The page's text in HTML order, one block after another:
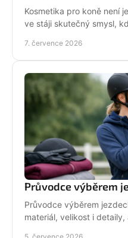
Kosmetika pro koně není
ve stáji skutečný smysl,
7. července 2026
Průvodce výběrem
Průvodce výběrem
materiál, velikost i